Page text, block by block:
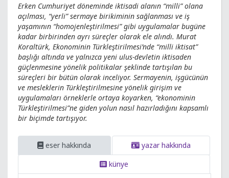
Erken Cumhuriyet döneminde iktisadi alanın “milli” olana
açılması, “yerli” sermaye birikiminin sağlanması ve iş
yaşamının “homojenleştirilmesi” gibi uygulamalar bugüne
kadar birbirinden ayrı süreçler olarak ele alındı. Murat
Koraltürk, Ekonominin Türkleştirilmesi’nde “milli iktisat”
başlığı altında ve yalnızca yeni ulus-devletin iktisaden
güçlenmesine yönelik politikalar şeklinde tartışılan bu
süreçleri bir bütün olarak inceliyor. Sermayenin, işgücünün
ve mesleklerin Türkleştirilmesine yönelik girişim ve
uygulamaları örneklerle ortaya koyarken, “ekonominin
Türkleştirilmesi”ne giden yolun nasıl hazırladığını kapsamlı
bir biçimde tartışıyor.
eser hakkında
yazar hakkında
künye